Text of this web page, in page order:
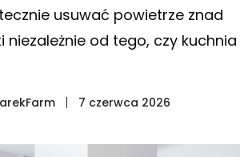
usuwać powietrze znad
niezależnie od tego, czy kuchnia
7 czerwca 2026